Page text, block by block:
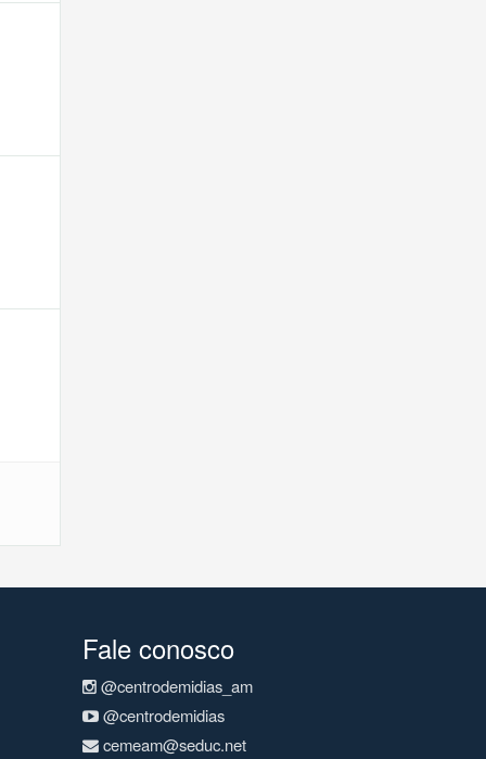
Fale conosco
@centrodemidias_am
@centrodemidias
cemeam@seduc.net